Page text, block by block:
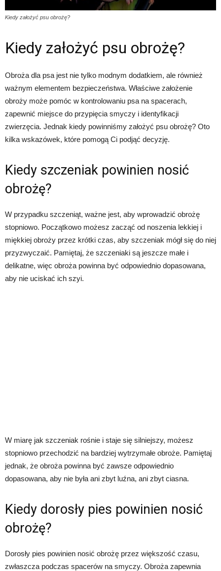
Kiedy założyć psu obrożę?
Kiedy założyć psu obrożę?
Obroża dla psa jest nie tylko modnym dodatkiem, ale również
ważnym elementem bezpieczeństwa. Właściwe założenie
obroży może pomóc w kontrolowaniu psa na spacerach,
zapewnić miejsce do przypięcia smyczy i identyfikacji
zwierzęcia. Jednak kiedy powinniśmy założyć psu obrożę? Oto
kilka wskazówek, które pomogą Ci podjąć decyzję.
Kiedy szczeniak powinien nosić
obrożę?
W przypadku szczeniąt, ważne jest, aby wprowadzić obrożę
stopniowo. Początkowo możesz zacząć od noszenia lekkiej i
miękkiej obroży przez krótki czas, aby szczeniak mógł się do niej
przyzwyczaić. Pamiętaj, że szczeniaki są jeszcze małe i
delikatne, więc obroża powinna być odpowiednio dopasowana,
aby nie uciskać ich szyi.
W miarę jak szczeniak rośnie i staje się silniejszy, możesz
stopniowo przechodzić na bardziej wytrzymałe obroże. Pamiętaj
jednak, że obroża powinna być zawsze odpowiednio
dopasowana, aby nie była ani zbyt luźna, ani zbyt ciasna.
Kiedy dorosły pies powinien nosić
obrożę?
Dorosły pies powinien nosić obrożę przez większość czasu,
zwłaszcza podczas spacerów na smyczy. Obroża zapewnia